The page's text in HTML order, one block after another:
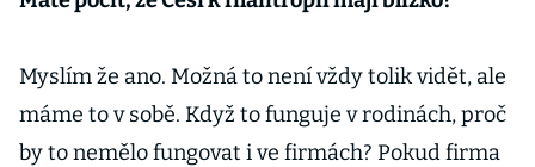
Myslím že ano. Možná to není vždy tolik vidět, ale
máme to v sobě. Když to funguje v rodinách, proč
by to nemělo fungovat i ve firmách? Pokud firma